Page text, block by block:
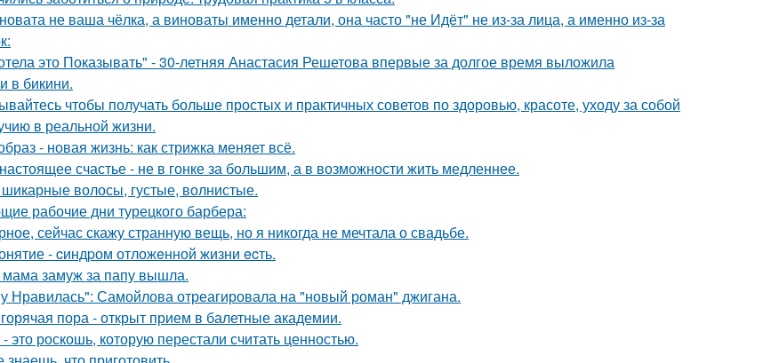
не ваша чёлка, а виноваты именно детали, она часто "не Идёт" не из-за лица, а именно из-за
это Показывать" - 30-летняя Анастасия Решетова впервые за долгое время выложила
в бикини.
чтобы получать больше простых и практичных советов по здоровью, красоте, уходу за собой
в реальной жизни.
- новая жизнь: как стрижка меняет всё.
счастье - не в гонке за большим, а в возможности жить медленнее.
волосы, густые, волнистые.
рабочие дни турецкого барбера:
сейчас скажу странную вещь, но я никогда не мечтала о свадьбе.
- cиндpом отложeнной жизни ecть.
замуж за папу вышла.
Нравилась": Самойлова отреагировала на "новый роман" джигана.
пора - открыт прием в балетные академии.
это роскошь, которую перестали считать ценностью.